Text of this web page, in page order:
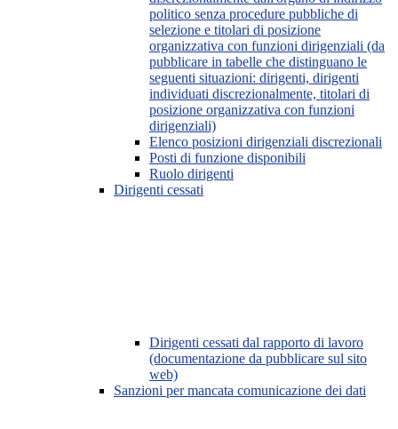
politico senza procedure pubbliche di
selezione e titolari di posizione
organizzativa con funzioni dirigenziali (da
pubblicare in tabelle che distinguano le
seguenti situazioni: dirigenti, dirigenti
individuati discrezionalmente, titolari di
posizione organizzativa con funzioni
dirigenziali)
Elenco posizioni dirigenziali discrezionali
Posti di funzione disponibili
Ruolo dirigenti
Dirigenti cessati
Dirigenti cessati dal rapporto di lavoro
(documentazione da pubblicare sul sito
web)
Sanzioni per mancata comunicazione dei dati